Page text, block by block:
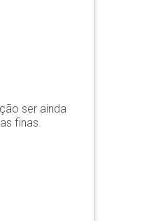
ser ainda
finas.